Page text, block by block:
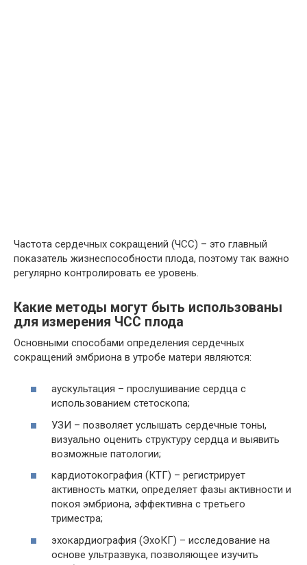
Частота сердечных сокращений (ЧСС) – это главный
показатель жизнеспособности плода, поэтому так важно
регулярно контролировать ее уровень.
Какие методы могут быть использованы
для измерения ЧСС плода
Основными способами определения сердечных
сокращений эмбриона в утробе матери являются:
аускультация – прослушивание сердца с
использованием стетоскопа;
УЗИ – позволяет услышать сердечные тоны,
визуально оценить структуру сердца и выявить
возможные патологии;
кардиотокография (КТГ) – регистрирует
активность матки, определяет фазы активности и
покоя эмбриона, эффективна с третьего
триместра;
эхокардиография (ЭхоКГ) – исследование на
основе ультразвука, позволяющее изучить